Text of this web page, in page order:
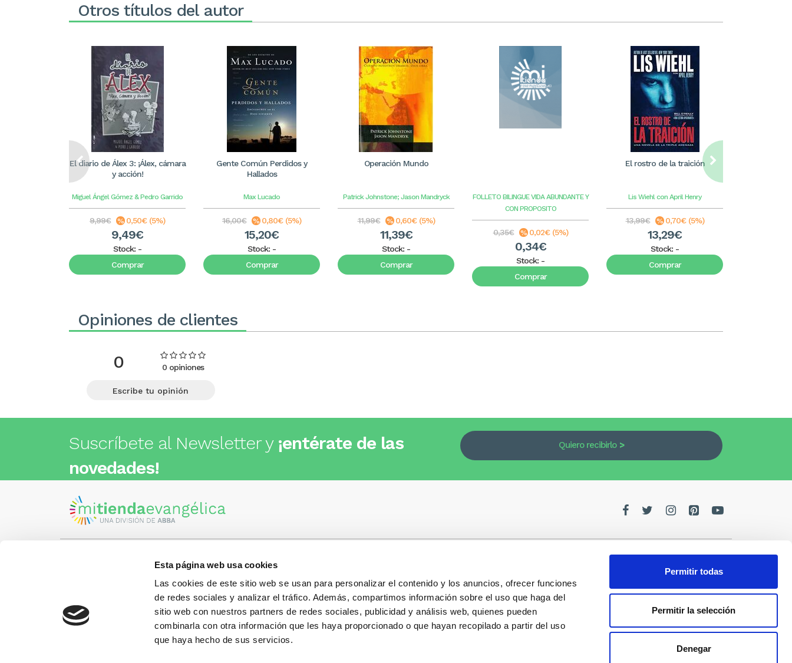
Esta página web usa cookies
Las cookies de este sitio web se usan para personalizar el contenido y los anuncios, ofrecer funciones
de redes sociales y analizar el tráfico. Además, compartimos información sobre el uso que haga del
sitio web con nuestros partners de redes sociales, publicidad y análisis web, quienes pueden
combinarla con otra información que les haya proporcionado o que hayan recopilado a partir del uso
que haya hecho de sus servicios.
Permitir todas
Permitir la selección
Denegar
Otros títulos del autor
El diario de Álex 3: ¡Álex, cámara
y acción!
Miguel Ángel Gómez & Pedro Garrido
9,99€ 0,50€ (5%)
9,49€
Stock: -
Comprar
Gente Común Perdidos y
Hallados
Max Lucado
16,00€ 0,80€ (5%)
15,20€
Stock: -
Comprar
Operación Mundo
Patrick Johnstone; Jason Mandryck
11,99€ 0,60€ (5%)
11,39€
Stock: -
Comprar
FOLLETO BILINGUE VIDA ABUNDANTE Y
CON PROPOSITO
0,35€ 0,02€ (5%)
0,34€
Stock: -
Comprar
El rostro de la traición
Lis Wiehl con April Henry
13,99€ 0,70€ (5%)
13,29€
Stock: -
Comprar
Opiniones de clientes
0 0 opiniones
Escribe tu opinión
Suscríbete al Newsletter y ¡entérate de las
novedades!
Quiero recibirlo
Visita nuestra tienda
Metro: ¿Cómo llegar?
• Encants (L2) - a 1 calle
• Glòries (L1) - a 3 calles
• Sagrada Familia (L2, L5) - a 6
+34 935 32 32 35
¿Tienes dudas, consultas o preguntas?
Llámanos y te contestaremos con mucho
gusto.
Política de privacidad
Política de privacidad redes
Condiciones generales de la
compra